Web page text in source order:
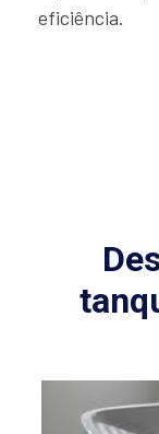
eficiência.